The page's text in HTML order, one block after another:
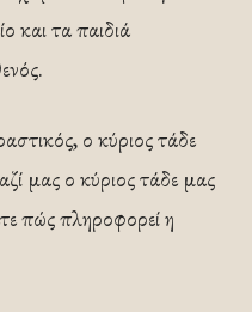
και τα παιδιά
ο κύριος τάδε
μας ο κύριος τάδε μας
πώς πληροφορεί η